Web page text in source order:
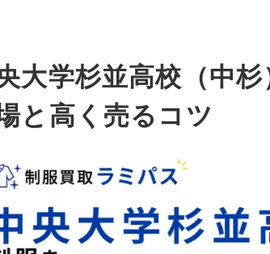
大学杉並高校（中
と高く売るコツ